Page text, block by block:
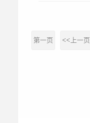
第一页 <<上一页